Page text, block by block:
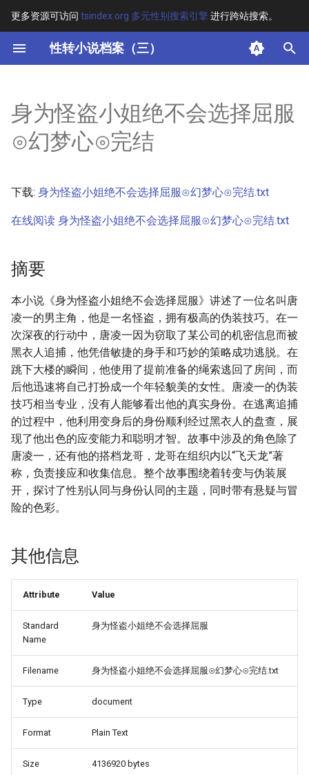
更多资源可访问 tsindex.org 多元性别搜索引擎进行跨站搜索。
性转小说档案（三）
键
开
始
索
其他信息
身为怪盗小姐绝不会选择屈服
⊙幻梦心⊙完结
下载: 身为怪盗小姐绝不会选择屈服⊙幻梦心⊙完结.txt
在线阅读 身为怪盗小姐绝不会选择屈服⊙幻梦心⊙完结.txt
摘要
本小说《身为怪盗小姐绝不会选择屈服》讲述了一位名叫唐
凌一的男主角，他是一名怪盗，拥有极高的伪装技巧。在一
次深夜的行动中，唐凌一因为窃取了某公司的机密信息而被
黑衣人追捕，他凭借敏捷的身手和巧妙的策略成功逃脱。在
跳下大楼的瞬间，他使用了提前准备的绳索逃回了房间，而
后他迅速将自己打扮成一个年轻貌美的女性。唐凌一的伪装
技巧相当专业，没有人能够看出他的真实身份。在逃离追捕
的过程中，他利用变身后的身份顺利经过黑衣人的盘查，展
现了他出色的应变能力和聪明才智。故事中涉及的角色除了
唐凌一，还有他的搭档龙哥，龙哥在组织内以“飞天龙”著
称，负责接应和收集信息。整个故事围绕着转变与伪装展
开，探讨了性别认同与身份认同的主题，同时带有悬疑与冒
险的色彩。
其他信息
Attribute Value
Standard
Name
身为怪盗小姐绝不会选择屈服
Filename 身为怪盗小姐绝不会选择屈服⊙幻梦心⊙完结.txt
Type document
Format Plain Text
Size 4136920 bytes